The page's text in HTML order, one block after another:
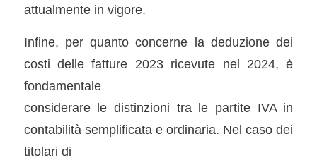
attualmente in vigore.
Infine, per quanto concerne la deduzione dei
costi delle fatture 2023 ricevute nel 2024, è
fondamentale
considerare le distinzioni tra le partite IVA in
contabilità semplificata e ordinaria. Nel caso dei
titolari di